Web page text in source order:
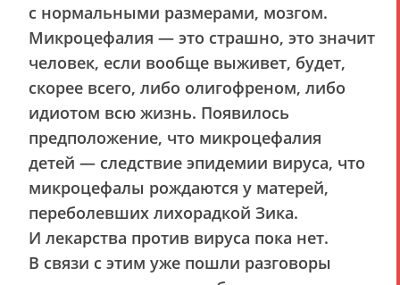
с нормальными размерами, мозгом.
Микроцефалия — это страшно, это значит
человек, если вообще выживет, будет,
скорее всего, либо олигофреном, либо
идиотом всю жизнь. Появилось
предположение, что микроцефалия
детей — следствие эпидемии вируса, что
микроцефалы рождаются у матерей,
переболевших лихорадкой Зика.
И лекарства против вируса пока нет.
В связи с этим уже пошли разговоры